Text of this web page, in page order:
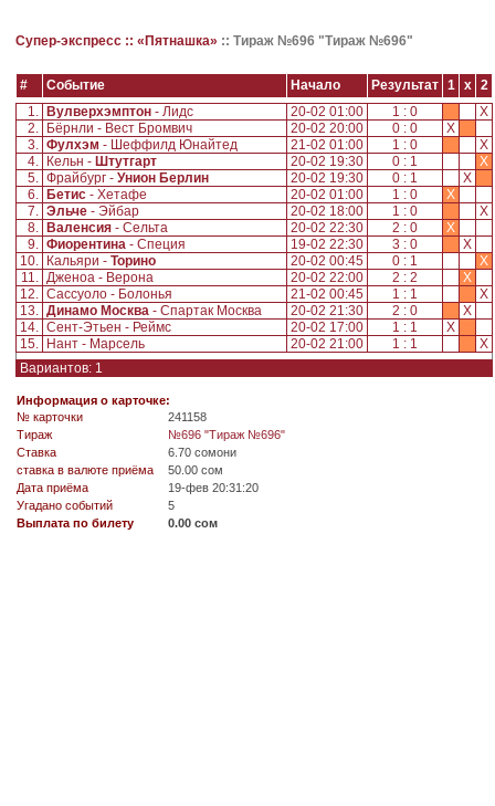
Супер-экспресс :: «Пятнашка» :: Тираж №696 "Тираж №696"
# Событие Начало Результат 1 x
2
1.
Вулверхэмптон - Лидс 20-02 01:00 1 : 0
X
2.
Бёрнли - Вест Бромвич 20-02 20:00 0 : 0
X
3. Фулхэм - Шеффилд Юнайтед 21-02 01:00 1 : 0
X
4.
Кельн - Штутгарт 20-02 19:30 0 : 1
X
5. Фрайбург - Унион Берлин 20-02 19:30 0 : 1
X
6.
Бетис - Хетафе 20-02 01:00 1 : 0
X
7. Эльче - Эйбар 20-02 18:00 1 : 0
X
8.
Валенсия - Сельта 20-02 22:30 2 : 0
X
9. Фиорентина - Специя 19-02 22:30 3 : 0
X
10.
Кальяри - Торино 20-02 00:45 0 : 1
X
11. Дженоа - Верона 20-02 22:00 2 : 2
X
12. Сассуоло - Болонья 21-02 00:45 1 : 1
X
13. Динамо Москва - Спартак Москва 20-02 21:30 2 : 0
X
14. Сент-Этьен - Реймс 20-02 17:00 1 : 1
X
15.
Нант - Марсель 20-02 21:00 1 : 1
X
Вариантов: 1
Информация о карточке:
№ карточки
241158
Tираж
№696 "Тираж №696"
Ставка
6.70 сомони
ставка в валюте приёма
50.00 сом
Дата приёма
19-фев 20:31:20
Угадано событий
5
Выплата по билету
0.00 сом